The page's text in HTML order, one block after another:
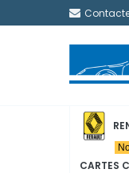
CARTES